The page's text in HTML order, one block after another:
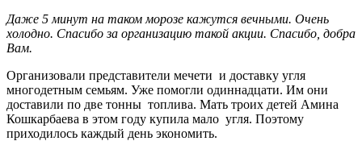
Даже 5 минут на таком морозе кажутся вечными. Очень
холодно. Спасибо за организацию такой акции. Спасибо, добра
Вам.
Организовали представители мечети и доставку угля
многодетным семьям. Уже помогли одиннадцати. Им они
доставили по две тонны топлива. Мать троих детей Амина
Кошкарбаева в этом году купила мало угля. Поэтому
приходилось каждый день экономить.